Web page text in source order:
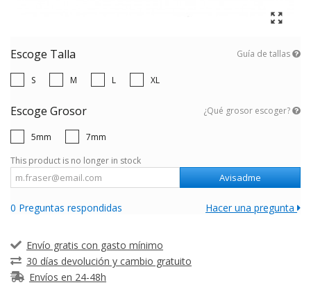
Escoge Talla Guía de tallas
S M L XL
Escoge Grosor ¿Qué grosor escoger?
5mm
7mm
This product is no longer in stock
Avisadme
0 Preguntas respondidas Hacer una pregunta
Envío gratis con gasto mínimo
30 días devolución y cambio gratuito
Envíos en 24-48h